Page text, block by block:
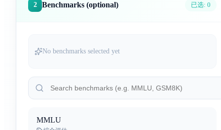
Qwen-Image-3.0
Gemini 3.5 Flash-Lite
Qwen3.8-Max-Preview
2 Benchmarks (optional) 已选: 0
No benchmarks selected yet
MMLU